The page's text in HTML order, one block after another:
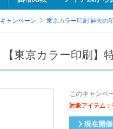
キャンペーン 東京カラー印刷 過去の
【東京カラー印刷】
このキャンペ
対象アイテム：
現在開